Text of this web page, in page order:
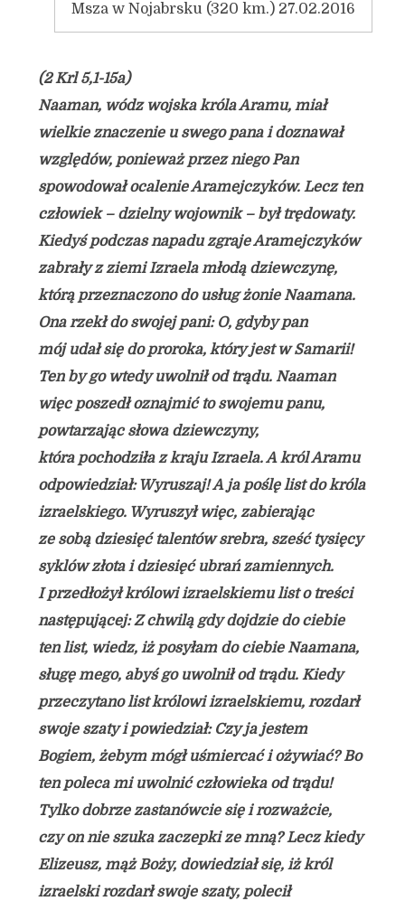
Msza w Nojabrsku (320 km.) 27.02.2016
(2 Krl 5,1-15a)
Naaman, wódz wojska króla Aramu, miał
wielkie znaczenie u swego pana i doznawał
względów, ponieważ przez niego Pan
spowodował ocalenie Aramejczyków. Lecz ten
człowiek – dzielny wojownik – był trędowaty.
Kiedyś podczas napadu zgraje Aramejczyków
zabrały z ziemi Izraela młodą dziewczynę,
którą przeznaczono do usług żonie Naamana.
Ona rzekł do swojej pani: O, gdyby pan
mój udał się do proroka, który jest w Samarii!
Ten by go wtedy uwolnił od trądu. Naaman
więc poszedł oznajmić to swojemu panu,
powtarzając słowa dziewczyny,
która pochodziła z kraju Izraela. A król Aramu
odpowiedział: Wyruszaj! A ja poślę list do króla
izraelskiego. Wyruszył więc, zabierając
ze sobą dziesięć talentów srebra, sześć tysięcy
syklów złota i dziesięć ubrań zamiennych.
I przedłożył królowi izraelskiemu list o treści
następującej: Z chwilą gdy dojdzie do ciebie
ten list, wiedz, iż posyłam do ciebie Naamana,
sługę mego, abyś go uwolnił od trądu. Kiedy
przeczytano list królowi izraelskiemu, rozdarł
swoje szaty i powiedział: Czy ja jestem
Bogiem, żebym mógł uśmiercać i ożywiać? Bo
ten poleca mi uwolnić człowieka od trądu!
Tylko dobrze zastanówcie się i rozważcie,
czy on nie szuka zaczepki ze mną? Lecz kiedy
Elizeusz, mąż Boży, dowiedział się, iż król
izraelski rozdarł swoje szaty, polecił